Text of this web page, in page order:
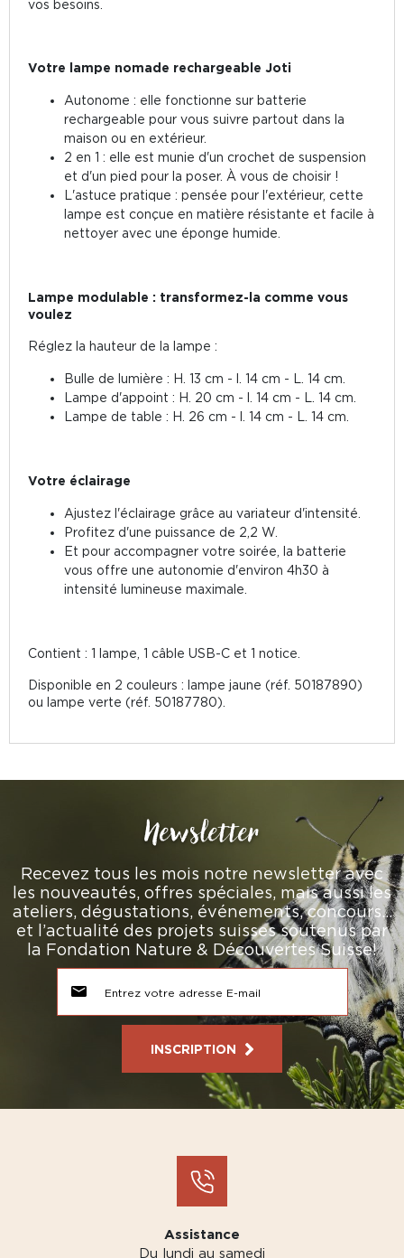
vos besoins.
Votre lampe nomade rechargeable Joti
Autonome : elle fonctionne sur batterie
rechargeable pour vous suivre partout dans la
maison ou en extérieur.
2 en 1 : elle est munie d'un crochet de suspension
et d'un pied pour la poser. À vous de choisir !
L'astuce pratique : pensée pour l'extérieur, cette
lampe est conçue en matière résistante et facile à
nettoyer avec une éponge humide.
Lampe modulable : transformez-la comme vous
voulez
Réglez la hauteur de la lampe :
Bulle de lumière : H. 13 cm - l. 14 cm - L. 14 cm.
Lampe d'appoint : H. 20 cm - l. 14 cm - L. 14 cm.
Lampe de table : H. 26 cm - l. 14 cm - L. 14 cm.
Votre éclairage
Ajustez l'éclairage grâce au variateur d'intensité.
Profitez d'une puissance de 2,2 W.
Et pour accompagner votre soirée, la batterie
vous offre une autonomie d'environ 4h30 à
intensité lumineuse maximale.
Contient : 1 lampe, 1 câble USB-C et 1 notice.
Disponible en 2 couleurs : lampe jaune (réf. 50187890)
ou lampe verte (réf. 50187780).
Newsletter
Recevez tous les mois notre newsletter avec
les nouveautés, offres spéciales, mais aussi les
ateliers, dégustations, événements, concours…
et l’actualité des projets suisses soutenus par
la Fondation Nature & Découvertes Suisse!
INSCRIPTION
Assistance
Du lundi au samedi